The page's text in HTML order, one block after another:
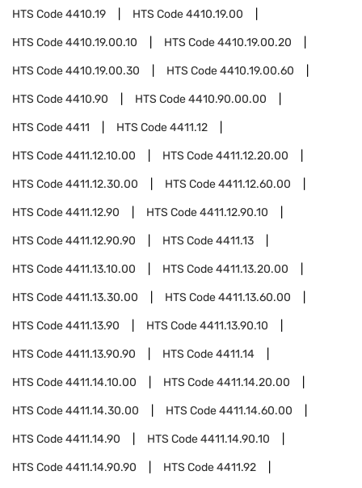
HTS Code4410.19 HTS Code4410.19.00
HTS Code4410.19.00.10 HTS Code4410.19.00.20
HTS Code4410.19.00.30 HTS Code4410.19.00.60
HTS Code4410.90 HTS Code4410.90.00.00
HTS Code4411 HTS Code4411.12
HTS Code4411.12.10.00 HTS Code4411.12.20.00
HTS Code4411.12.30.00 HTS Code4411.12.60.00
HTS Code4411.12.90 HTS Code4411.12.90.10
HTS Code4411.12.90.90 HTS Code4411.13
HTS Code4411.13.10.00 HTS Code4411.13.20.00
HTS Code4411.13.30.00 HTS Code4411.13.60.00
HTS Code4411.13.90 HTS Code4411.13.90.10
HTS Code4411.13.90.90 HTS Code4411.14
HTS Code4411.14.10.00 HTS Code4411.14.20.00
HTS Code4411.14.30.00 HTS Code4411.14.60.00
HTS Code4411.14.90 HTS Code4411.14.90.10
HTS Code4411.14.90.90 HTS Code4411.92